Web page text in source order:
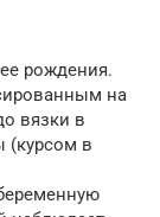
рождения.
на
вязки в
(курсом в